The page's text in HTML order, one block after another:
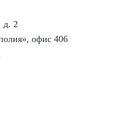
д. 2
офис 406